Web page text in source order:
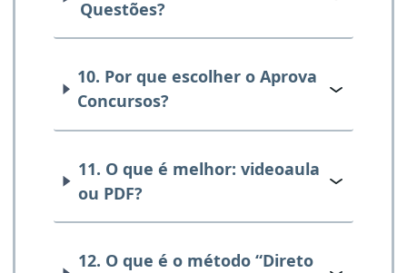
Questões?
10. Por que escolher o Aprova
Concursos?
11. O que é melhor: videoaula
ou PDF?
12. O que é o método “Direto